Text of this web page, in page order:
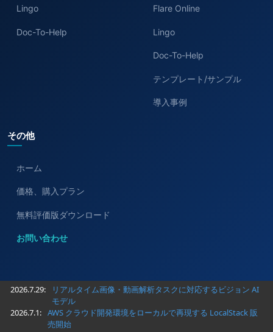
Lingo
Doc-To-Help
Flare Online
Lingo
Doc-To-Help
テンプレート/サンプル
導入事例
その他
ホーム
価格、購入プラン
無料評価版ダウンロード
お問い合わせ
2026.7.29:
リアルタイム画像・動画解析タスクに対応するビジョン AI
モデル
2026.7.1: AWS クラウド開発環境をローカルで再現する LocalStack 販
売開始